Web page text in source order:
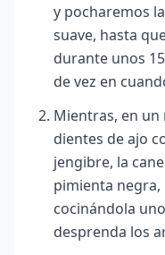
y pocharemos
suave, hasta
durante unos
de vez en
Mientras, en
dientes de ajo
jengibre, la
pimienta
cocinándola
desprenda los